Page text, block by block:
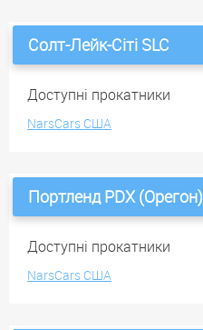
Солт-Лейк-Сіті SLC
Доступні прокатники
NarsCars США
Портленд PDX (Орегон)
Доступні прокатники
NarsCars США